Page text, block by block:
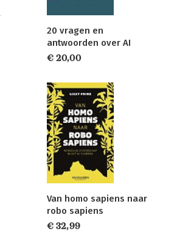
20 vragen en
antwoorden over AI
€ 20,00
Van homo sapiens naar
robo sapiens
€ 32,99